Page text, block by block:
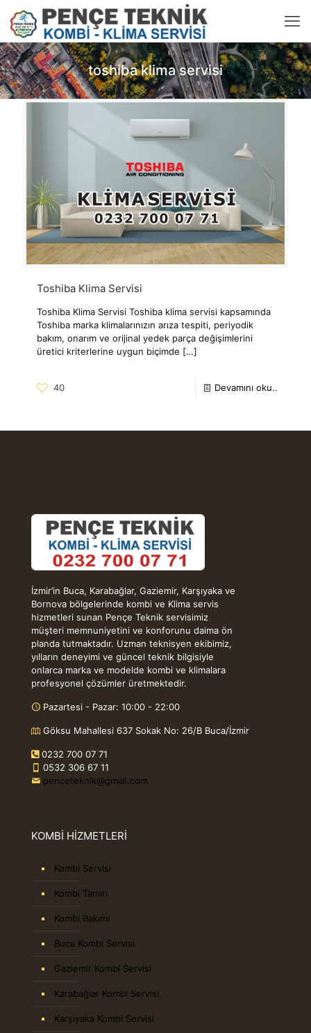
toshiba klima servisi
Toshiba Klima Servisi
Toshiba Klima Servisi Toshiba klima servisi kapsamında
Toshiba marka klimalarınızın arıza tespiti, periyodik
bakım, onarım ve orijinal yedek parça değişimlerini
üretici kriterlerine uygun biçimde […]
40 Devamını oku..
İzmir’in Buca, Karabağlar, Gaziemir, Karşıyaka ve
Bornova bölgelerinde kombi ve Klima servis
hizmetleri sunan Pençe Teknik servisimiz
müşteri memnuniyetini ve konforunu daima ön
planda tutmaktadır. Uzman teknisyen ekibimiz,
yılların deneyimi ve güncel teknik bilgisiyle
onlarca marka ve modelde kombi ve klimalara
profesyonel çözümler üretmektedir.
Pazartesi - Pazar: 10:00 - 22:00
Göksu Mahallesi 637 Sokak No: 26/B Buca/İzmir
0232 700 07 71
0532 306 67 11
penceteknik@gmail.com
KOMBİ HİZMETLERİ
Kombi Servisi
Kombi Tamiri
Kombi Bakımı
Buca Kombi Servisi
Gaziemir Kombi Servisi
Karabağlar Kombi Servisi
Karşıyaka Kombi Servisi